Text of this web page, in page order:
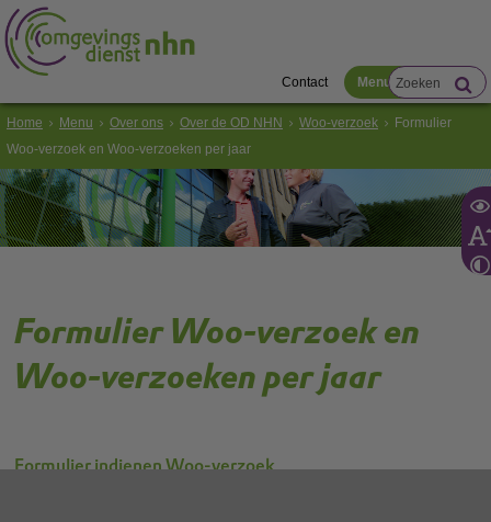
Contact Menu
Home Menu Over ons Over de OD NHN Woo-verzoek
Formulier
Woo-verzoek en Woo-verzoeken per jaar
Formulier Woo-verzoek en
Woo-verzoeken per jaar
Formulier indienen Woo-verzoek